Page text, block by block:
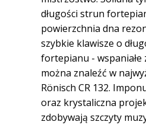
długości strun
powierzchnia dna
szybkie klawisze o
fortepianu - wspaniałe
można znaleźć w
Rönisch CR 132.
oraz krystaliczna
zdobywają szczyty